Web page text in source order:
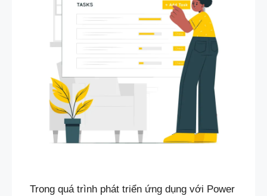
Trong quá trình phát triển ứng dụng với Power